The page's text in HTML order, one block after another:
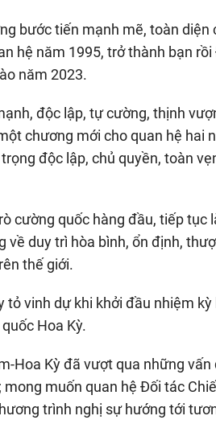
bước tiến mạnh mẽ, toàn diện
hệ năm 1995, trở thành bạn
năm 2023.
độc lập, tự cường, thịnh
chương mới cho quan hệ hai
độc lập, chủ quyền, toàn
cường quốc hàng đầu, tiếp tục
duy trì hòa bình, ổn định,
thế giới.
tỏ vinh dự khi khởi đầu nhiệm
Hoa Kỳ.
Hoa Kỳ đã vượt qua những vấn
muốn quan hệ Đối tác
trình nghị sự hướng tới